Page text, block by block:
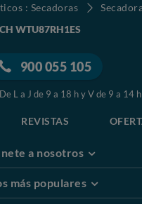
: Secadoras
WTU87RH1ES
900 055 105
De L a J de 9 a 18 h y V de 9 a 14 h
REVISTAS
a nosotros
más populares